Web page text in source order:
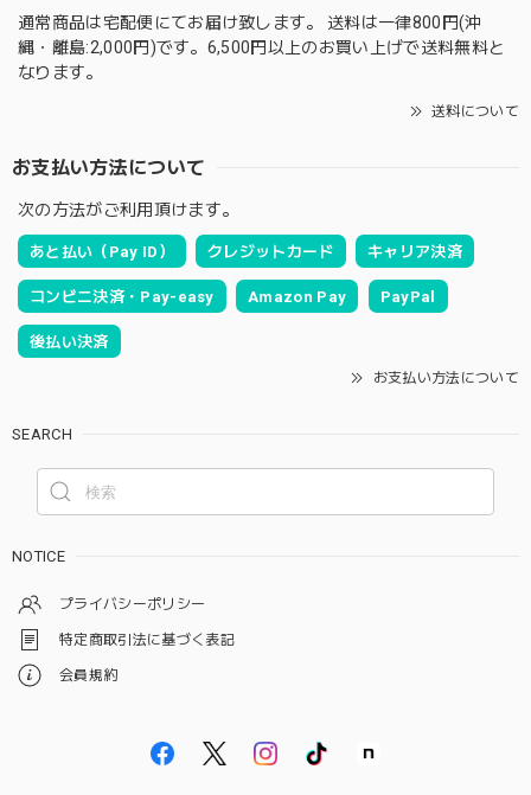
通常商品は宅配便にてお届け致します。 送料は一律800円(沖
縄・離島:2,000円)です。6,500円以上のお買い上げで送料無料と
なります。
送料について
お支払い方法について
次の方法がご利用頂けます。
あと払い（Pay ID） クレジットカード キャリア決済
コンビニ決済・Pay-easy Amazon Pay PayPal
後払い決済
お支払い方法について
SEARCH
NOTICE
プライバシーポリシー
特定商取引法に基づく表記
会員規約